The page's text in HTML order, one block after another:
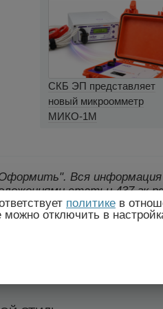
СКБ ЭП представляет
новый микроомметр
МИКО-1М
Вся информация
статьи 437 гк
без политике в
отключить в